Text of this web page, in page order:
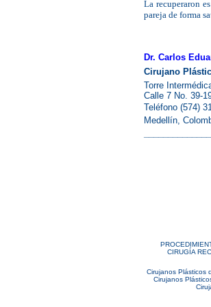
La recuperaron
pareja de forma
Dr. Carlos
Cirujano
Torre
Calle 7 No. 39-
Teléfono (574)
Medellín,
CIRUGÍA
Cirujanos Plásticos
Cirujanos